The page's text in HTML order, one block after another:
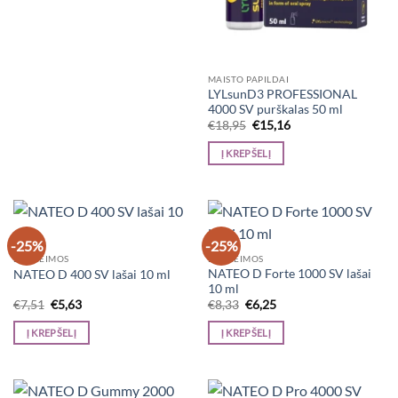
MAISTO PAPILDAI
LYLsunD3 PROFESSIONAL
4000 SV purškalas 50 ml
€18,95 Original
price
was:
€18,95.
€15,16Current
Į KREPŠELĮ
-25%
DĖL ŠEIMOS
NATEO D 400 SV lašai 10 ml
€7,51 Original
price
was:
€7,51.
€5,63Current
is:
Į KREPŠELĮ
-25%
DĖL ŠEIMOS
NATEO D Forte 1000 SV lašai
10 ml
€8,33 Original
price
was:
€8,33.
€6,25Current
is:
Į KREPŠELĮ